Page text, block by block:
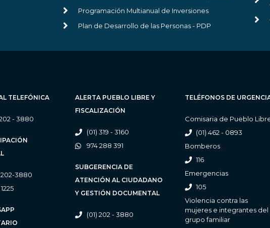
Programación Multianual de Inversiones
Plan de Desarrollo de las Personas - PDP
TELEFÓNICA
- 3880
202-3880
ALERTA PUEBLO LIBRE Y
FISCALIZACIÓN
(01) 319 - 3160
974 288 391
SUBGERENCIA DE
ATENCIÓN AL CIUDADANO
Y GESTIÓN DOCUMENTAL
(01) 202 - 3880
TELÉFONOS DE
Comisaria de Pueblo
(01) 462 - 0893
Bomberos
116
Emergencias
105
Violencia contra las
mujeres e integrantes del
grupo familiar